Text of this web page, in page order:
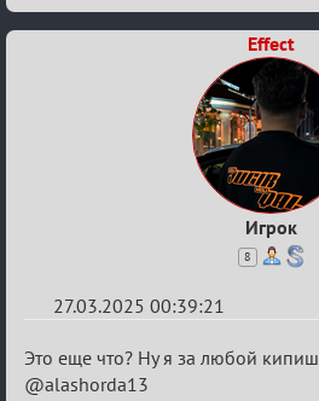
жатва
Effect
Игрок
8
27.03.2025 00:39:21
Re:
Кровавая
Это еще что? Ну я за любой кипиш
@alashorda13